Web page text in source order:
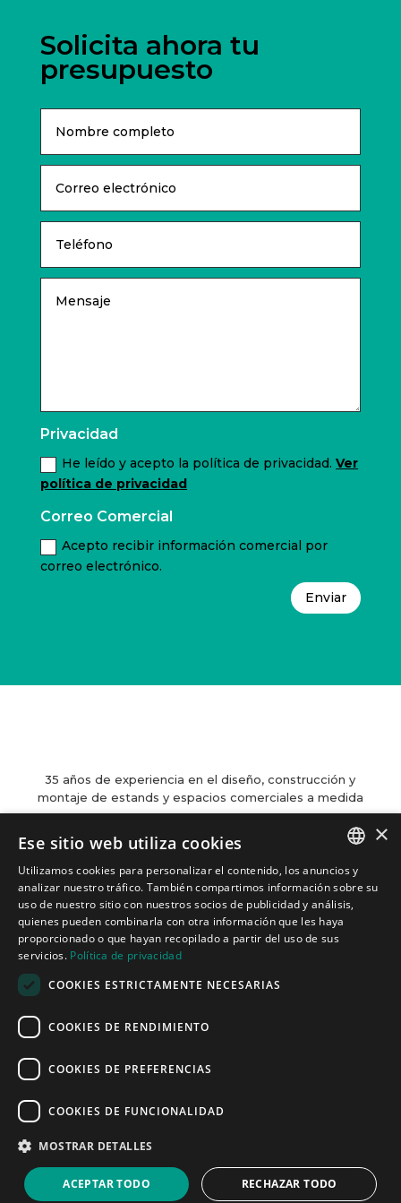
Solicita ahora tu
presupuesto
Privacidad
He leído y acepto la política de privacidad.Ver
política de privacidad
Correo Comercial
Acepto recibir información comercial por
correo electrónico.
Enviar
35 años de experiencia en el diseño, construcción y
montaje de estands y espacios comerciales a medida
Contacto

Carrer de Martí l’Humà, 4-6-8, Local 7-B,
08850 Gavà, Barcelona
 informacion@cotacreativa.com
  
Estands de diseño
Servicios
Política de cookies
SPANISH
CATALAN
×
Ese sitio web utiliza cookies
Utilizamos cookies para personalizar el contenido, los anuncios y
analizar nuestro tráfico. También compartimos información sobre su
uso de nuestro sitio con nuestros socios de publicidad y análisis,
quienes pueden combinarla con otra información que les haya
proporcionado o que hayan recopilado a partir del uso de sus
servicios. Política de privacidad
COOKIES ESTRICTAMENTE NECESARIAS
COOKIES DE RENDIMIENTO
COOKIES DE PREFERENCIAS
COOKIES DE FUNCIONALIDAD
MOSTRAR DETALLES
ACEPTAR TODO RECHAZAR TODO